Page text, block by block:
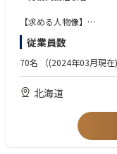
油」、トラックの燃料
る「重油」など、生活の
を生産しています。
社労士対応、産業医・保
電話、メール、来客応対
【求める人物像】
◎周りと協調しコミュニ
◎物事にスピーディーに
◎素直にまじめにチャレ
◎新しいことにチャレン
従業員数
70名 （(2024年03月現在)
北海道